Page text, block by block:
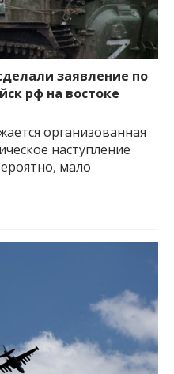
заявление по
рф на востоке
организованная
наступление
мало